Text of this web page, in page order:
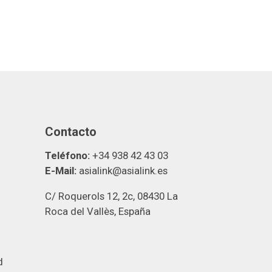
Contacto
Teléfono: +34 938 42 43 03
E-Mail: asialink@asialink.es
C/ Roquerols 12, 2c, 08430 La
Roca del Vallès, España